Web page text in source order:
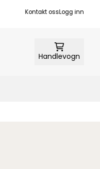
Kontakt ossLogg inn
Handlevogn